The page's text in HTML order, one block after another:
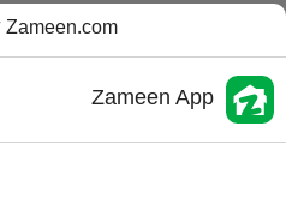
قیمت
14 کروڑ
رقبہ
مقصد
Zameen.com کو دیکھیں...
Zameen App